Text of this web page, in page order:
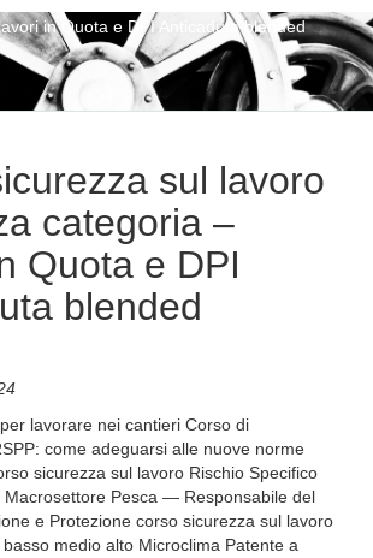
in Quota e DPI Anticaduta blended
sul lavoro
categoria –
Quota e DPI
blended
lavorare nei cantieri Corso di
come adeguarsi alle nuove norme
sicurezza sul lavoro Rischio Specifico
Macrosettore Pesca — Responsabile del
e Protezione corso sicurezza sul lavoro
medio alto Microclima Patente a